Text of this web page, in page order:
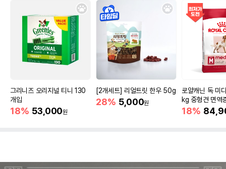
그리니즈 오리지널 티니 130
개입
18% 53,000원
[2개세트] 리얼트릿 한우 50g
28% 5,000원
로얄캐닌 독 미
kg 중형견 면역
18%